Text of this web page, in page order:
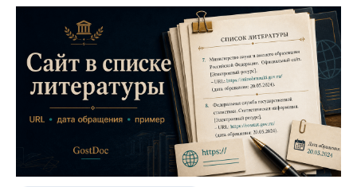
оформлять список в Word и какие ошибки чаще всего
находят перед сдачей.